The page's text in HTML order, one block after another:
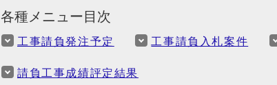
各種メニュー目次
工事請負発注予定 工事請負入札案件
請負工事成績評定結果